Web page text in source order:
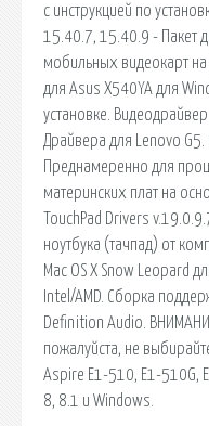
с инструкцией по
15.40.7, 15.40.9 - Пакет
мобильных видеокарт
для Asus X540YA для
установке.
Драйвера для Lenovo
Преднамеренно для
материнских плат на
TouchPad Drivers
ноутбука (тачпад) от
Mac OS X Snow Leopard
Intel/AMD. Сборка
Definition Audio.
пожалуйста, не
Aspire E1-510, E1-510G,
8, 8.1 и Windows.